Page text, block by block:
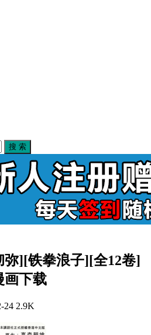
搜 索
][铁拳浪子][全12卷]
画下载
24 2.9K